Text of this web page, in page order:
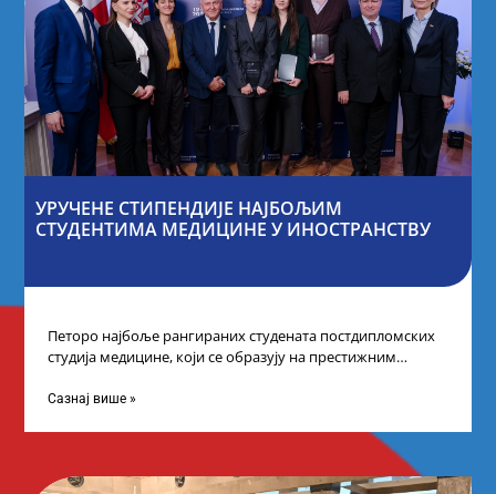
УРУЧЕНЕ СТИПЕНДИЈЕ НАЈБОЉИМ
СТУДЕНТИМА МЕДИЦИНЕ У ИНОСТРАНСТВУ
Петоро најбоље рангираних студената постдипломских
студија медицине, који се образују на престижним
стипендије од
Сазнај више »